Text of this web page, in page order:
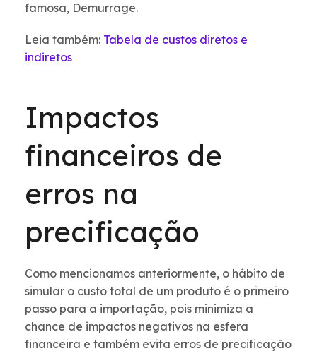
famosa, Demurrage.
Leia também: Tabela de custos diretos e
indiretos
Impactos
financeiros de
erros na
precificação
Como mencionamos anteriormente, o hábito de
simular o custo total de um produto é o primeiro
passo para a importação, pois minimiza a
chance de impactos negativos na esfera
financeira e também evita erros de precificação